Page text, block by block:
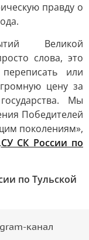
правду о
Великой
слова, это
или
цену за
Мы
Победителей
поколениям»,
СУ СК России по
по Тульской
канал